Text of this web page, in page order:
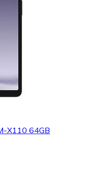
X110 64GB